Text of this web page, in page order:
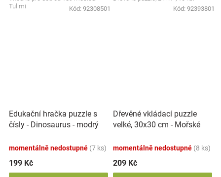
Tulimi
Kód: 92308501
Kód: 92393801
Edukační hračka puzzle s
čísly - Dinosaurus - modrý
momentálně nedostupné (7 ks)
199 Kč
Dřevěné vkládací puzzle
velké, 30x30 cm - Mořské
momentálně nedostupné (8 ks)
209 Kč